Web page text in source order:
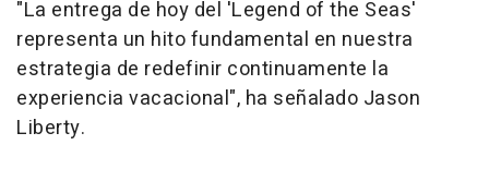
"La entrega de hoy del 'Legend of the Seas'
representa un hito fundamental en nuestra
estrategia de redefinir continuamente la
experiencia vacacional", ha señalado Jason
Liberty.